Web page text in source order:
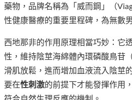
藥物，品牌名稱為「威而鋼」（
性健康醫療的重要里程碑，為無數
西地那非的作用原理相當巧妙：它
性，維持陰莖海綿體內環磷酸鳥苷
滑肌放鬆，進而增加血液流入陰莖
要在性刺激的前提下才能發揮作用